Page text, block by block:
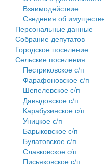
Взаимодействие
Сведения об
Персональные данные
Собрание депутатов
Городское поселение
Сельские поселения
Пестриковское с/п
Фарафоновское с/п
Шепелевское с/п
Давыдовское с/п
Карабузинское с/п
Уницкое с/п
Барыковское с/п
Булатовское с/п
Славковское с/п
Письяковское с/п